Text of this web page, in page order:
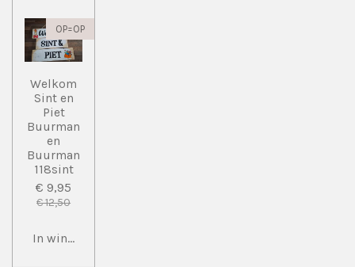
OP=OP
Welkom
Sint en
Piet
Buurman
en
Buurman
118sint
€ 9,95
€ 12,50
In winkelwagen